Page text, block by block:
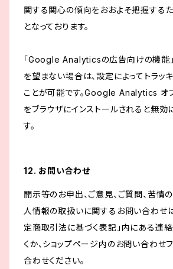
関する関心の傾向をおおよそ把握する
となっております。
「Google Analyticsの広告向けの機能
を望まない場合は、設定によってトラッ
ことが可能です。Google Analytics オ
をブラウザにインストールされると無効
す。
12. お問い合わせ
開示等のお申出、ご意見、ご質問、苦情
人情報の取扱いに関するお問い合わせは
定商取引法に基づく表記」内にある連
くか、ショップページ内のお問い合わせ
合わせください。